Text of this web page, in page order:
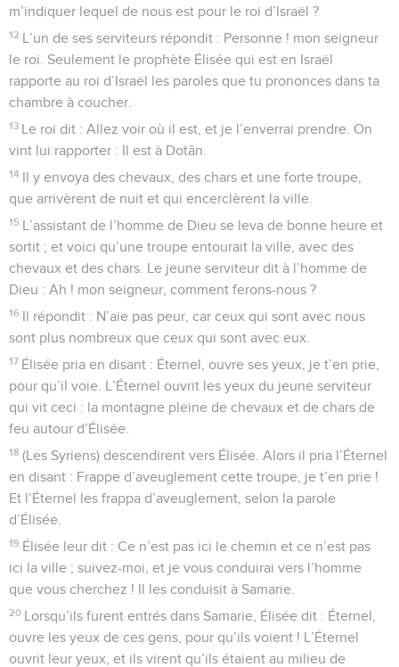
m’indiquer lequel de nous est pour le roi d’Israël ?
12 L’un de ses serviteurs répondit : Personne ! mon seigneur
le roi. Seulement le prophète Élisée qui est en Israël
rapporte au roi d’Israël les paroles que tu prononces dans ta
chambre à coucher.
13 Le roi dit : Allez voir où il est, et je l’enverrai prendre. On
vint lui rapporter : Il est à Dotân.
14 Il y envoya des chevaux, des chars et une forte troupe,
que arrivèrent de nuit et qui encerclèrent la ville.
15 L’assistant de l’homme de Dieu se leva de bonne heure et
sortit ; et voici qu’une troupe entourait la ville, avec des
chevaux et des chars. Le jeune serviteur dit à l’homme de
Dieu : Ah ! mon seigneur, comment ferons-nous ?
16 Il répondit : N’aie pas peur, car ceux qui sont avec nous
sont plus nombreux que ceux qui sont avec eux.
17 Élisée pria en disant : Éternel, ouvre ses yeux, je t’en prie,
pour qu’il voie. L’Éternel ouvrit les yeux du jeune serviteur
qui vit ceci : la montagne pleine de chevaux et de chars de
feu autour d’Élisée.
18 (Les Syriens) descendirent vers Élisée. Alors il pria l’Éternel
en disant : Frappe d’aveuglement cette troupe, je t’en prie !
Et l’Éternel les frappa d’aveuglement, selon la parole
d’Élisée.
19 Élisée leur dit : Ce n’est pas ici le chemin et ce n’est pas
ici la ville ; suivez-moi, et je vous conduirai vers l’homme
que vous cherchez ! Il les conduisit à Samarie.
20 Lorsqu’ils furent entrés dans Samarie, Élisée dit : Éternel,
ouvre les yeux de ces gens, pour qu’ils voient ! L’Éternel
ouvrit leur yeux, et ils virent qu’ils étaient au milieu de